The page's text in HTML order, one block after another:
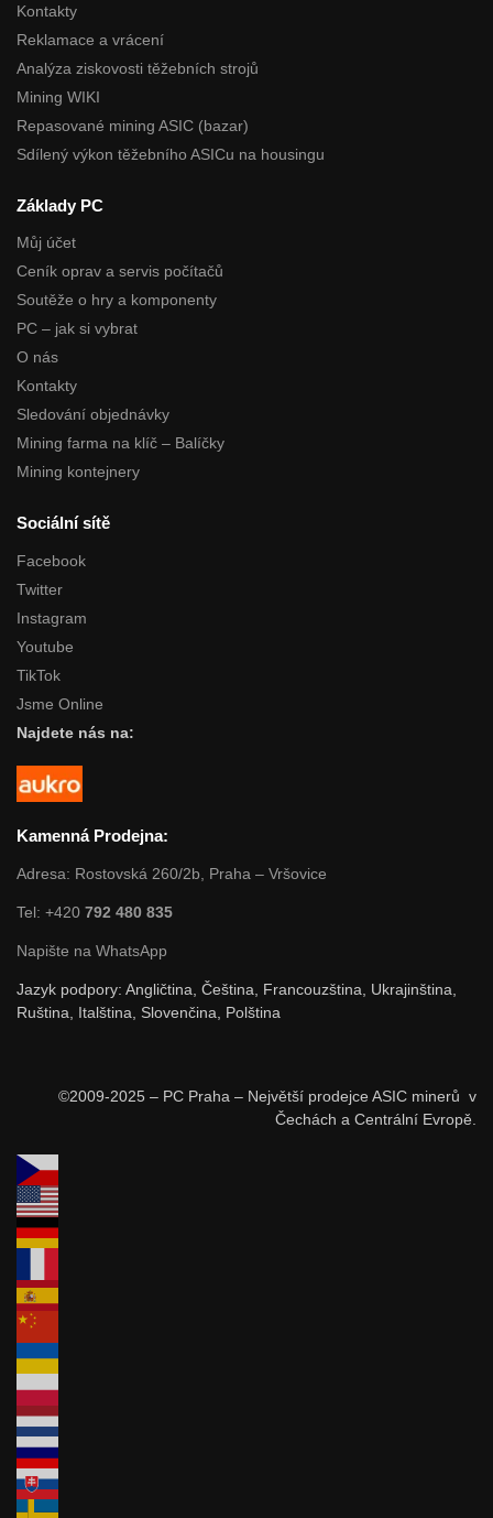
Kontakty
Reklamace a vrácení
Analýza ziskovosti těžebních strojů
Mining WIKI
Repasované mining ASIC (bazar)
Sdílený výkon těžebního ASICu na housingu
Základy PC
Můj účet
Ceník oprav a servis počítačů
Soutěže o hry a komponenty
PC – jak si vybrat
O nás
Kontakty
Sledování objednávky
Mining farma na klíč – Balíčky
Mining kontejnery
Sociální sítě
Facebook
Twitter
Instagram
Youtube
TikTok
Jsme Online
Najdete nás na:
Kamenná Prodejna:
Adresa: Rostovská 260/2b, Praha – Vršovice
Tel: +420 792 480 835
Napište na WhatsApp
Jazyk podpory: Angličtina, Čeština, Francouzština, Ukrajinština,
Ruština, Italština, Slovenčina, Polština
©2009-2025 – PC Praha – Největší prodejce ASIC minerů v
Čechách a Centrální Evropě.